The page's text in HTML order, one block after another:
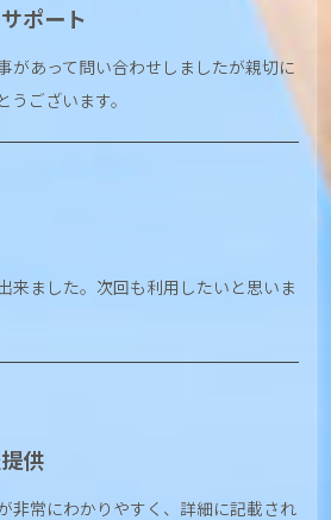
ポート
があって問い合わせしましたが親切に
ございます。
来ました。次回も利用したいと思いま
供
非常にわかりやすく、詳細に記載され